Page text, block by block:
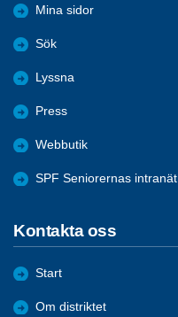
Mina sidor
Sök
Lyssna
Press
Webbutik
SPF Seniorernas intranät
Kontakta oss
Start
Om distriktet